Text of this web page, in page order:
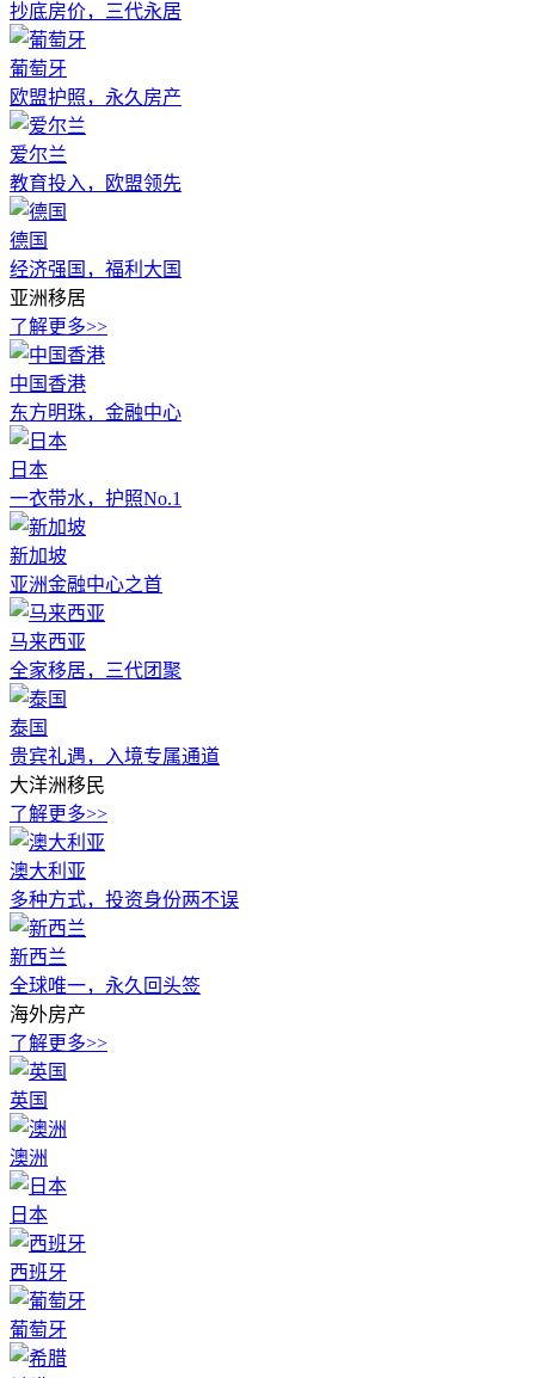
抄底房价，三代永居
葡萄牙
欧盟护照，永久房产
爱尔兰
教育投入，欧盟领先
德国
经济强国，福利大国
亚洲移居
了解更多>>
中国香港
东方明珠，金融中心
日本
一衣带水，护照No.1
新加坡
亚洲金融中心之首
马来西亚
全家移居，三代团聚
泰国
贵宾礼遇，入境专属通道
大洋洲移民
了解更多>>
澳大利亚
多种方式，投资身份两不误
新西兰
全球唯一，永久回头签
海外房产
了解更多>>
英国
澳洲
日本
西班牙
葡萄牙